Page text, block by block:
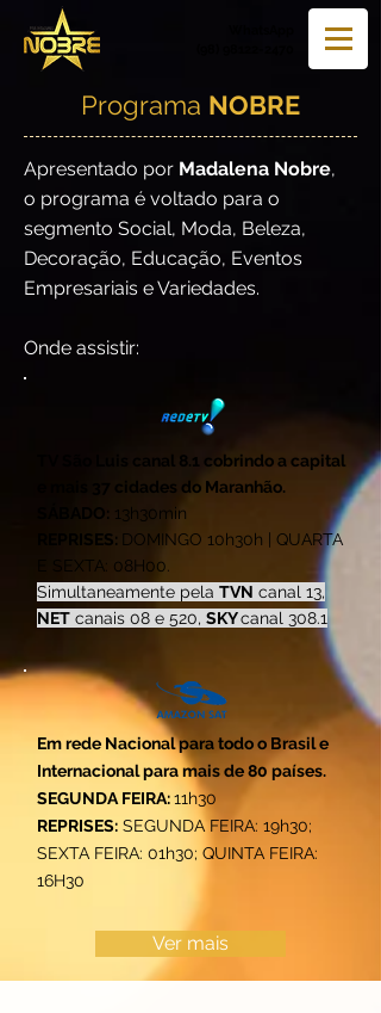
Programa NOBRE
Apresentado por Madalena Nobre,
o programa é voltado para o
segmento Social, Moda, Beleza,
Decoração, Educação, Eventos
Empresariais e Variedades.
Onde assistir:
TV São Luis canal 8.1 cobrindo a capital
e mais 37 cidades do Maranhão.
SÁBADO: 13h30min
REPRISES: DOMINGO 10h30h | QUARTA
E SEXTA: 08H00.
Simultaneamente pela TVN canal 13,
NET canais 08 e 520, SKYcanal 308.1
Em rede Nacional para todo o Brasil e
Internacional para mais de 80 países.
SEGUNDA FEIRA:11h30
REPRISES: SEGUNDA FEIRA: 19h30;
SEXTA FEIRA: 01h30; QUINTA FEIRA:
16H30
Ver mais